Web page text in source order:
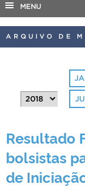
COBALTO
CONCURSOS
PORTARIAS
MENU
ARQUIVO DE
Resultado
bolsistas
de